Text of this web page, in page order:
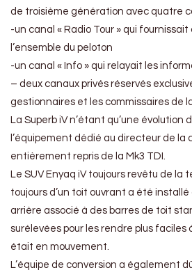
de troisième génération avec quatre
-un canal « Radio Tour » qui
l’ensemble du peloton
-un canal « Info » qui relayait les
– deux canaux privés réservés
gestionnaires et les commissaires de
La Superb iV n’étant qu’une évolution
l’équipement dédié au directeur de la
entièrement repris de la Mk3 TDI.
Le SUV Enyaq iV toujours revêtu de la
toujours d’un toit ouvrant a été
arrière associé à des barres de toit
surélevées pour les rendre plus faciles
était en mouvement.
L’équipe de conversion a également